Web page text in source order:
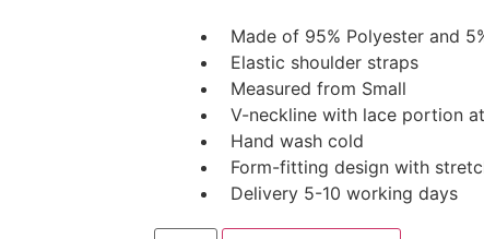
Made of 95% Polyester and
Elastic shoulder straps
Measured from Small
V-neckline with lace portion
Hand wash cold
Form-fitting design with
Delivery 5-10 working days